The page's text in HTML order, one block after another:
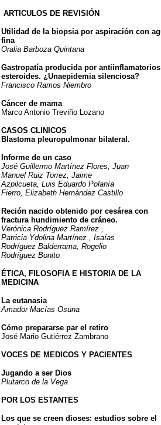
ARTICULOS DE REVISIÓN
Utilidad de la biopsia por aspiración con
fina
Oralia Barboza Quintana
Gastropatía producida por
esteroides. ¿Unaepidemia silenciosa?
Francisco Ramos Niembro
Cáncer de mama
Marco Antonio Treviño Lozano
CASOS CLINICOS
Blastoma pleuropulmonar bilateral.
Informe de un caso
José Guillermo Martínez Flores, Juan
Manuel Ruiz Torrez, Jaime
Azpilcueta, Luis Eduardo Polanía
Fierro, Elizabeth Hernández Castillo
Reción nacido obtenido por cesárea con
fractura hundimiento de cráneo.
Verónica Rodríguez Ramírez ,
Patricia Ydolina Martínez , Isaías
Rodríguez Balderrama, Rogelio
Rodríguez Bonito
ÉTICA, FILOSOFIA E HISTORIA DE LA
MEDICINA
La eutanasia
Amador Macías Osuna
Cómo prepararse par el retiro
José Mario Gutiérrez Zambrano
VOCES DE MEDICOS Y PACIENTES
Jugando a ser Dios
Plutarco de la Vega
POR LOS ESTANTES
Los que se creen dioses: estudios sobre el